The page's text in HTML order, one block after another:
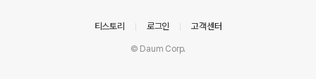
티스토리 로그인 고객센터
© Daum Corp.